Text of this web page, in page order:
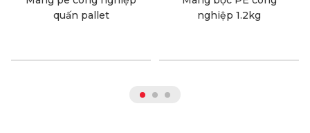
quấn pallet
nghiệp 1.2kg